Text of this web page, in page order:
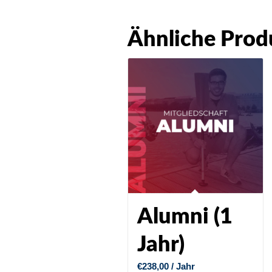
Ähnliche
Alumni (1
Jahr)
€238,00 / Jahr